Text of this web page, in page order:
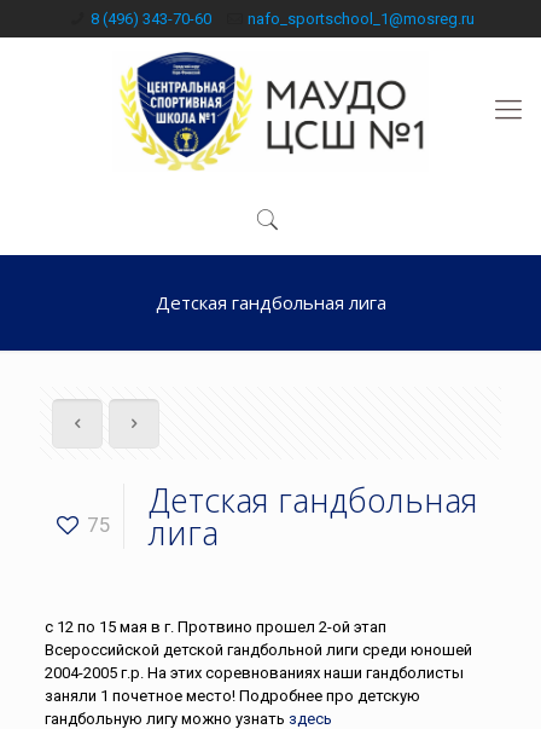
8 (496) 343-70-60 nafo_sportschool_1@mosreg.ru
Детская гандбольная лига
75
Детская гандбольная
лига
с 12 по 15 мая в г. Протвино прошел 2-ой этап
Всероссийской детской гандбольной лиги среди юношей
2004-2005 г.р. На этих соревнованиях наши гандболисты
заняли 1 почетное место! Подробнее про детскую
гандбольную лигу можно узнать здесь